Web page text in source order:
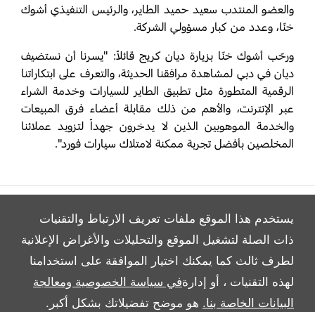
يستخدم هذا الموقع ملفات تعريف الارتباط والتقنيات
ذات الصلة لتشغيل الموقع والتحليلات والأغراض الإعلانية
لطرف ثالث كما يمكنك اختيار الموافقة على استخدامنا
لهذه التقنيات ، أو إدارةفي سياسة الخصوصية ومعالجة
البيانات الخاصة بنا. هو موضح تفضيلاتك بشكل أكبر.
والعضو المنتدب سعيد حميد الطاير، والرئيس التنفيذي أشوك
خنّا، وعدد من كبار مسؤولي الشركة.
ورحّب أشوك خنّا بزيارة ديان كريج قائلاً: "يسرنا أن نستضيف
ديان في دبي لمشاهدة مرافقنا الحديثة، والتعرف على ابتكاراتنا
الرقمية المتطورة مثل تطبيق الطاير للسيارات وخدمة الشراء
عبر الإنترنت، والأهم من ذلك مقابلة أعضاء فرق المبيعات
والخدمة الموهوبين الذين لا يدخرون جهداً لتزويد عملائنا
المخلصين بأفضل تجربة ممكنة لامتلاك سيارات فورد".
All Rights Reserved
Follow بريمير موتورز